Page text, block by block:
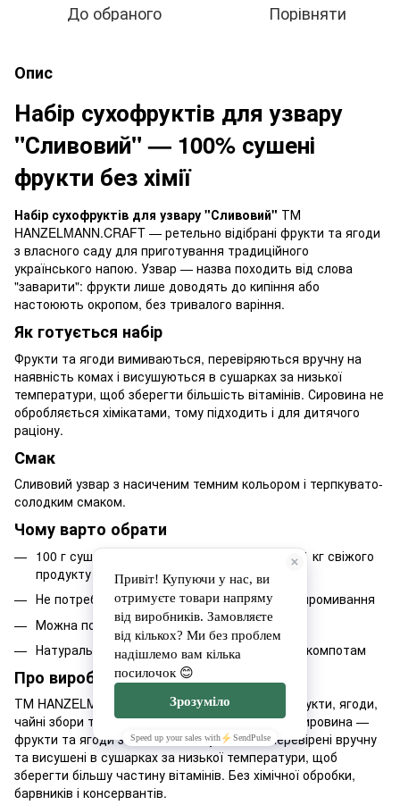
До обраного Порівняти
Опис
Набір сухофруктів для узвару
"Сливовий" — 100% сушені
фрукти без хімії
Набір сухофруктів для узвару "Сливовий" ТМ
HANZELMANN.CRAFT — ретельно відібрані фрукти та ягоди
з власного саду для приготування традиційного
українського напою. Узвар — назва походить від слова
"заварити": фрукти лише доводять до кипіння або
настоюють окропом, без тривалого варіння.
Як готується набір
Фрукти та ягоди вимиваються, перевіряються вручну на
наявність комах і висушуються в сушарках за низької
температури, щоб зберегти більшість вітамінів. Сировина не
обробляється хімікатами, тому підходить і для дитячого
раціону.
Смак
Сливовий узвар з насиченим темним кольором і терпкувато-
солодким смаком.
Чому варто обрати
100 г сушених фруктів відповідає більш ніж 1 кг свіжого
продукту
Не потребує попереднього замочування чи промивання
Можна подавати гарячим або холодним
Натуральна альтернатива покупним сокам і компотам
Про виробника
ТМ HANZELMANN.CRAFT виготовляє сушені фрукти, ягоди,
чайні збори та пастилу невеликими партіями. Сировина —
фрукти та ягоди з власного саду, вимиті, перевірені вручну
та висушені в сушарках за низької температури, щоб
зберегти більшу частину вітамінів. Без хімічної обробки,
барвників і консервантів.